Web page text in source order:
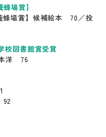
場賞】
蜂場賞】候補絵本 70／投
校図書館賞受賞
本洋 76